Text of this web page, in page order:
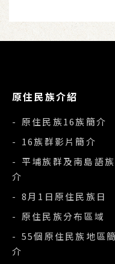
原住民族介紹
- 原住民族16族簡介
- 16族群影片簡介
- 平埔族群及南島語
介
- 8月1日原住民族日
- 原住民族分布區域
- 55個原住民族地區簡
介